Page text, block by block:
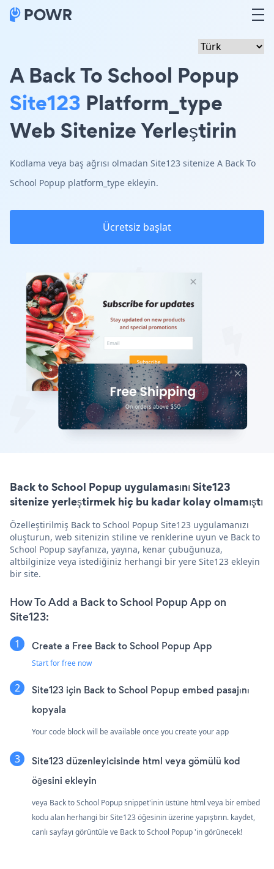
A Back To School Popup
Site123 Platform_type
Web Sitenize Yerleştirin
Kodlama veya baş ağrısı olmadan Site123 sitenize A Back To
School Popup platform_type ekleyin.
Ücretsiz başlat
Back to School Popup uygulamasını Site123
sitenize yerleştirmek hiç bu kadar kolay olmamıştı
Özelleştirilmiş Back to School Popup Site123 uygulamanızı
oluşturun, web sitenizin stiline ve renklerine uyun ve Back to
School Popup sayfanıza, yayına, kenar çubuğunuza,
altbilginize veya istediğiniz herhangi bir yere Site123 ekleyin
bir site.
How To Add a Back to School Popup App on
Site123:
Create a Free Back to School Popup App
Start for free now
Site123 için Back to School Popup embed pasajını
kopyala
Your code block will be available once you create your app
Site123 düzenleyicisinde html veya gömülü kod
öğesini ekleyin
veya Back to School Popup snippet'inin üstüne html veya bir embed
kodu alan herhangi bir Site123 öğesinin üzerine yapıştırın. kaydet,
canlı sayfayı görüntüle ve Back to School Popup 'in görünecek!